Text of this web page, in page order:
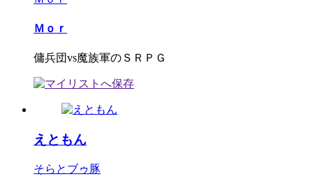
Ｍｏｒ
傭兵団vs魔族軍のＳＲＰＧ
えともん
そらとブゥ豚